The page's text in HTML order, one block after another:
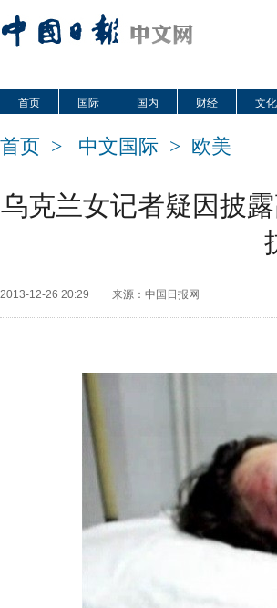
首页 国际 国内 财经 文化
首页 > 中文国际 > 欧美
乌克兰女记者疑因披
2013-12-26 20:29 来源：中国日报网